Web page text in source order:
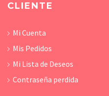
CLIENTE
Mi Cuenta
Mis Pedidos
Mi Lista de Deseos
Contraseña perdida